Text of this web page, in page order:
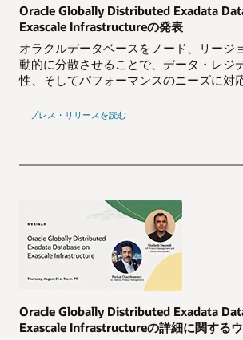
Oracle Globally Distributed Exadata
Exascale Infrastructureの発表
オラクルデータベースをノード、リージ
動的に分散させることで、データ・レジ
性、そしてパフォーマンスのニーズに対
プレス・リリースを読む
Oracle Globally Distributed Exadata
Exascale Infrastructureの詳細に関する